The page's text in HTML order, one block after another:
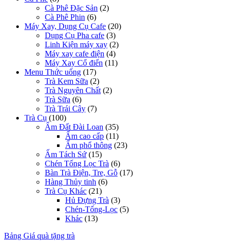
Cà Phê Đặc Sản (2)
Cà Phê Phin (6)
Máy Xay, Dụng Cụ Cafe (20)
Dụng Cụ Pha cafe (3)
Linh Kiện máy xay (2)
Máy xay cafe điện (4)
Máy Xay Cổ điển (11)
Menu Thức uống (17)
Trà Kem Sữa (2)
Trà Nguyên Chất (2)
Trà Sữa (6)
Trà Trái Cây (7)
Trà Cụ (100)
Ấm Đất Đài Loan (35)
Ấm cao cấp (11)
Ấm phổ thông (23)
Ấm Tách Sứ (15)
Chén Tống Lọc Trà (6)
Bàn Trà Điện, Tre, Gỗ (17)
Hàng Thủy tinh (6)
Trà Cụ Khác (21)
Hủ Đựng Trà (3)
Chén-Tống-Lọc (5)
Khác (13)
Bảng Giá quà tặng trà